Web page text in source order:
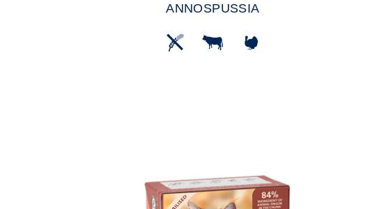
ANNOSPUSSIA